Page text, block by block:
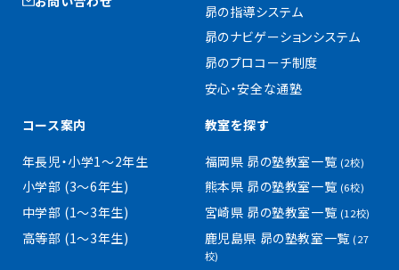
昴の指導システム
昴のナビゲーションシステム
昴のプロコーチ制度
安心・安全な通塾
コース案内
年長児・小学1〜2年生
小学部 (3〜6年生)
中学部 (1〜3年生)
高等部 (1〜3年生)
教室を探す
福岡県 昴の塾教室一覧 (2校)
熊本県 昴の塾教室一覧 (6校)
宮崎県 昴の塾教室一覧 (12校)
鹿児島県 昴の塾教室一覧(27
校)